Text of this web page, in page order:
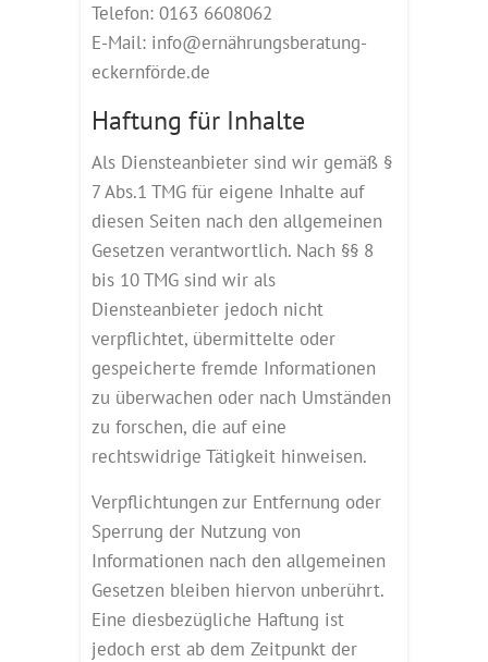
Telefon: 0163 6608062
E-Mail: info@ernährungsberatung-
eckernförde.de
Haftung für Inhalte
Als Diensteanbieter sind wir gemäß §
7 Abs.1 TMG für eigene Inhalte auf
diesen Seiten nach den allgemeinen
Gesetzen verantwortlich. Nach §§ 8
bis 10 TMG sind wir als
Diensteanbieter jedoch nicht
verpflichtet, übermittelte oder
gespeicherte fremde Informationen
zu überwachen oder nach Umständen
zu forschen, die auf eine
rechtswidrige Tätigkeit hinweisen.
Verpflichtungen zur Entfernung oder
Sperrung der Nutzung von
Informationen nach den allgemeinen
Gesetzen bleiben hiervon unberührt.
Eine diesbezügliche Haftung ist
jedoch erst ab dem Zeitpunkt der